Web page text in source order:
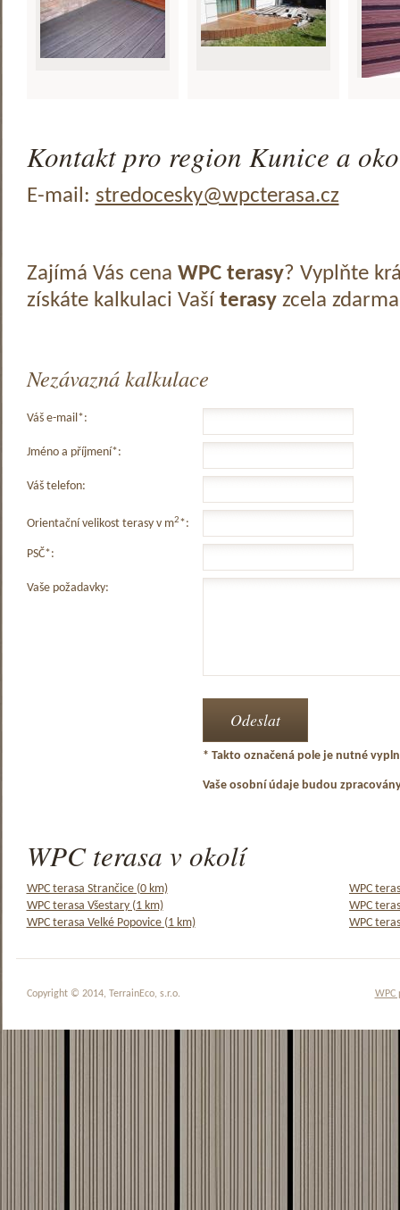
Kontakt pro region Kunice a
E-mail: stredocesky@wpcterasa.cz
Zajímá Vás cena WPC terasy? Vyplňte
získáte kalkulaci Vaší terasyzcela
Nezávazná kalkulace
Váš e-mail*:
Jméno a příjmení*:
Váš telefon:
Orientační velikost terasy v m2*:
PSČ*:
Vaše požadavky:
* Takto označená pole je nutné
Vaše osobní údaje budou
WPC terasa v okolí
WPC terasa Strančice (0 km)
WPC
WPC terasa Všestary (1 km)
WPC
WPC terasa Velké Popovice (1 km)
WPC
WPC
Copyright © 2014, TerrainEco, s.r.o.